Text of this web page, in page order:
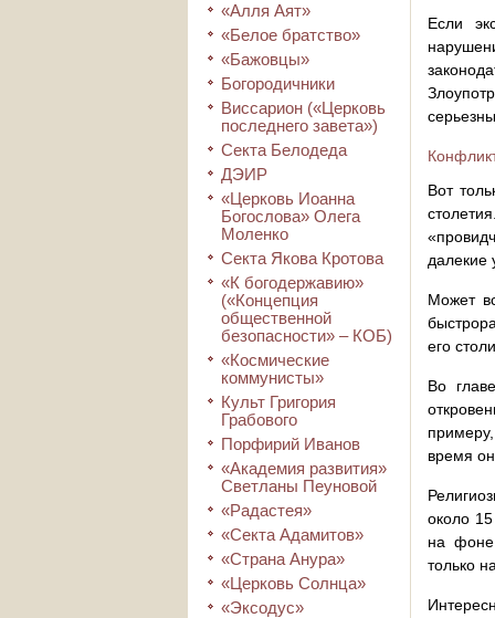
«Алля Аят»
«Белое братство»
«Бажовцы»
Богородичники
Виссарион («Церковь
последнего завета»)
Секта Белодеда
ДЭИР
«Церковь Иоанна
Богослова» Олега
Моленко
Секта Якова Кротова
«К богодержавию»
(«Концепция
общественной
безопасности» – КОБ)
«Космические
коммунисты»
Культ Григория
Грабового
Порфирий Иванов
«Академия развития»
Светланы Пеуновой
«Радастея»
«Секта Адамитов»
«Страна Анура»
«Церковь Солнца»
«Эксодус»
Если
Вот
далекие
Может
его
Во
время
около
на фоне
только